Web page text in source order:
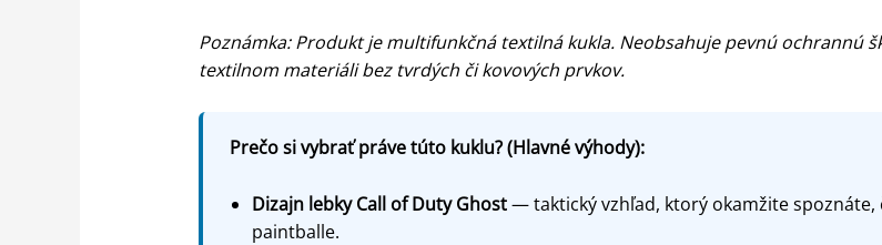
Poznámka: Produkt je multifunkčná textilná kukla. Neobsahuje pevnú ochrannú
textilnom materiáli bez tvrdých či kovových prvkov.
Prečo si vybrať práve túto kuklu? (Hlavné výhody):
Dizajn lebky Call of Duty Ghost— taktický vzhľad, ktorý okamžite spoznáte,
paintballe.